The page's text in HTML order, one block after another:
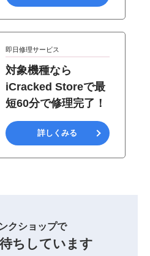
即日修理サービス
対象機種なら
iCracked Storeで最
短60分で修理完了！
詳しくみる
クショップで
ちしています